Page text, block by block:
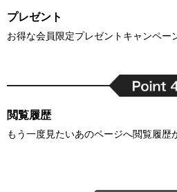
プレゼント
お得な会員限定プレゼントキャンペー
閲覧履歴
もう一度見たいあのページへ閲覧履歴